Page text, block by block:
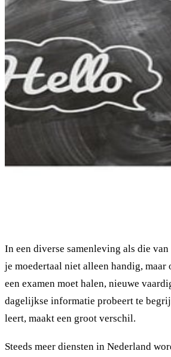
In een diverse samenleving als die
je moedertaal niet alleen handig,
een examen moet halen, nieuwe
dagelijkse informatie probeert te
leert, maakt een groot verschil.
Steeds meer diensten in Nederland